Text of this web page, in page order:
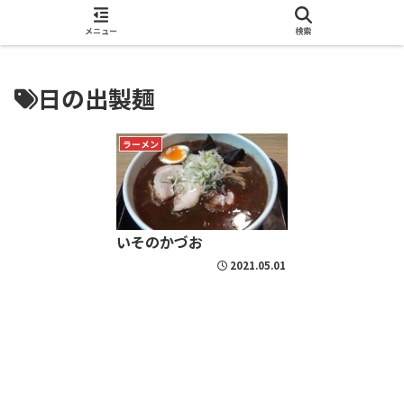
日の出製麺
ラーメン
いそのかづお
2021.05.01
メニュー 検索